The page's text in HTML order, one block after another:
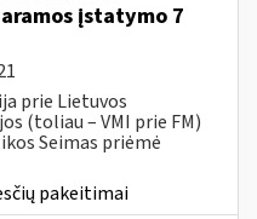
įstatymo 7
prie Lietuvos
(toliau – VMI prie FM)
Seimas priėmė
pakeitimai